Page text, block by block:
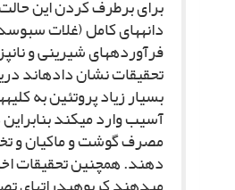
براى برطرف کردن این
دانه‏هاى کامل (غلات
فرآورده‏هاى شیرینى و
تحقیقات نشان داده‏اند
بسیار زیاد پروتئین به
آسیب وارد مى‏کند بنابراین
مصرف گوشت و ماکیان و
دهند. همچنین تحقیقات